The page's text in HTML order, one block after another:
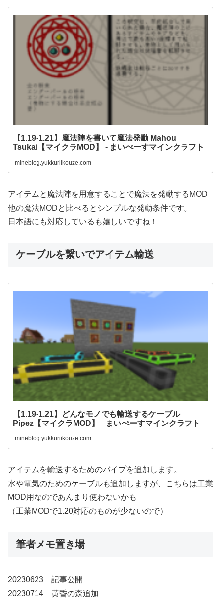
【1.19-1.21】魔法陣を書いて魔法発動 Mahou
Tsukai【マイクラMOD】 - まいぺーすマインクラフト
mineblog.yukkuriikouze.com
アイテムと魔法陣を用意することで魔法を発動するMOD
他の魔法MODと比べるとシンプルな発動条件です。
日本語にも対応しているも嬉しいですね！
ケーブルを繋いでアイテム輸送
【1.19-1.21】どんなモノでも輸送するケーブル
Pipez【マイクラMOD】 - まいぺーすマインクラフト
mineblog.yukkuriikouze.com
アイテムを輸送するためのパイプを追加します。
水や電気のためのケーブルも追加しますが、こちらは工業
MOD用なのであんまり使わないかも
（工業MODで1.20対応のものが少ないので）
筆者メモ置き場
20230623 記事公開
20230714 黄昏の森追加